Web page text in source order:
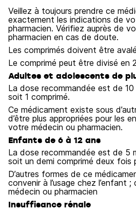
Veillez à toujours prendre ce
exactement les indications de
pharmacien. Vérifiez auprès de
pharmacien en cas de doute.
Les comprimés doivent être
Le comprimé peut être divisé en
Adultes et adolescents de
La dose recommandée est de
soit 1 comprimé.
Ce médicament existe sous
d’être plus appropriées pour les
votre médecin ou pharmacien.
Enfants de 6 à 12 ans
La dose recommandée est de 5
soit un demi comprimé deux fois
D’autres formes de ce
convenir à l’usage chez l’enfant
médecin ou pharmacien
Insuffisance rénale